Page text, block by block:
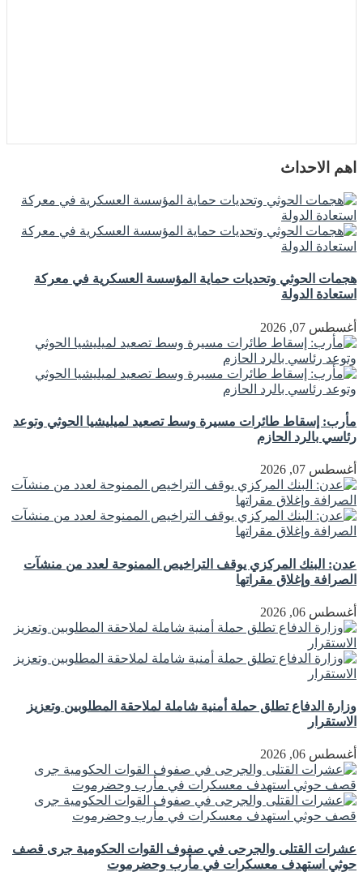
اهم الاحداث
هجمات الحوثي وتحديات حماية المؤسسة العسكرية في معركة
استعادة الدولة
أغسطس 07, 2026
مأرب: إسقاط طائرات مسيرة وسط تصعيد لميليشيا الحوثي وتوعد
رئاسي بالرد الحازم
أغسطس 07, 2026
عدن: البنك المركزي يوقف التراخيص الممنوحة لعدد من منشآت
الصرافة وإغلاق مقراتها
أغسطس 06, 2026
وزارة الدفاع تطلق حملة أمنية شاملة لملاحقة المطلوبين وتعزيز
الاستقرار
أغسطس 06, 2026
عشرات القتلى والجرحى في صفوف القوات الحكومية جرى قصف
حوثي استهدف معسكرات في مأرب وحضرموت